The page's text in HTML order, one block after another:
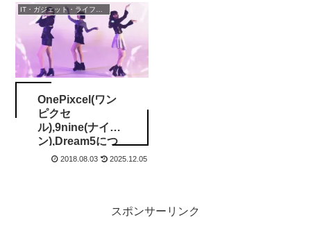
IT・ガジェット・ライフスタイル
OnePixcel(ワン
ピクセ
ル),9nine(ナイ
ン),Dream5につ
いて 2018.08.03 2025.12.05
スポンサーリンク